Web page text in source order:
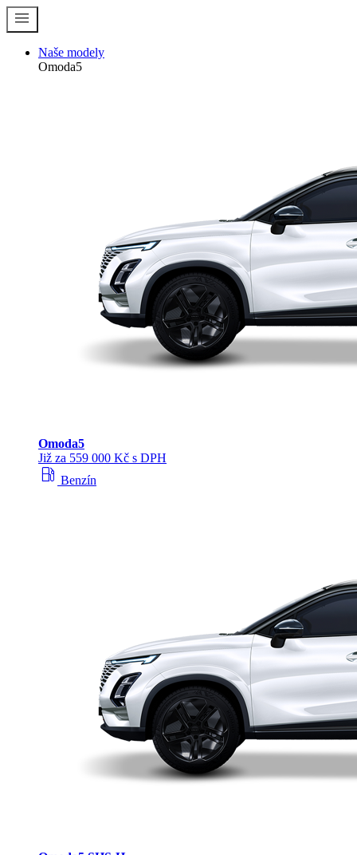
menu
Naše modely
Omoda5
Omoda5
Již za 559 000 Kč s DPH
local_gas_station Benzín